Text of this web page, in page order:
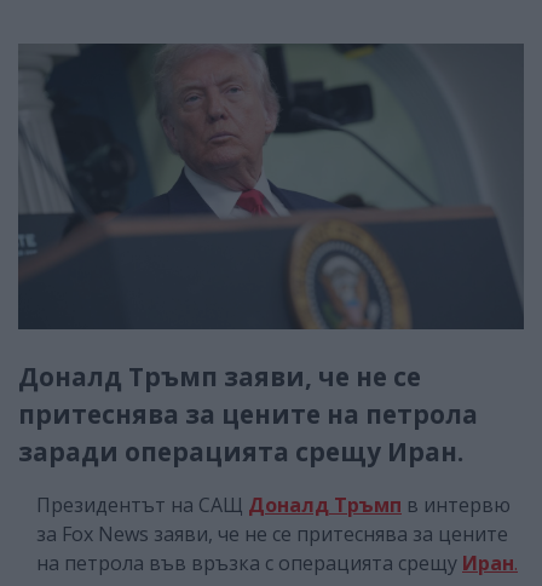
Доналд Тръмп заяви, че не се
притеснява за цените на петрола
заради операцията срещу Иран.
Президентът на САЩ Доналд Тръмп в интервю
за Fox News заяви, че не се притеснява за цените
на петрола във връзка с операцията срещу Иран.